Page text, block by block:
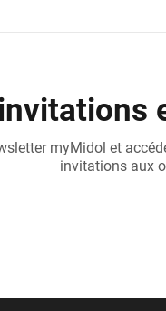
myMidol et
invitations aux